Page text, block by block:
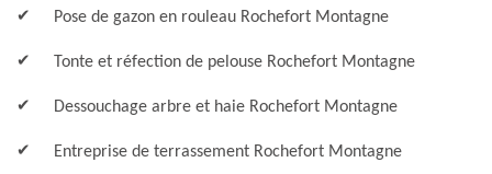
Pose de gazon en rouleau Rochefort Montagne
Tonte et réfection de pelouse Rochefort Montagne
Dessouchage arbre et haie Rochefort Montagne
Entreprise de terrassement Rochefort Montagne